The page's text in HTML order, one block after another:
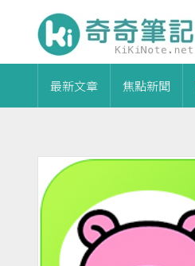
最新文章 焦點新聞